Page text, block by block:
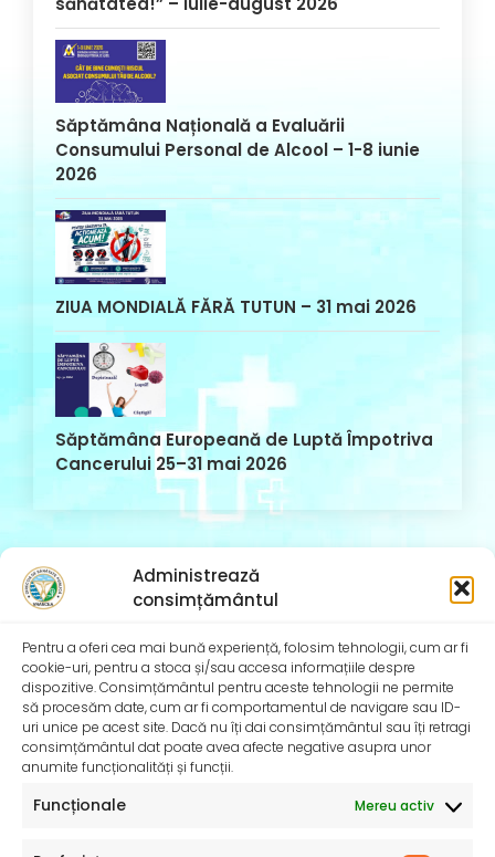
Administrează
consimțământul
Pentru a oferi cea mai bună experiență, folosim tehnologii, cum ar fi
cookie-uri, pentru a stoca și/sau accesa informațiile despre
dispozitive. Consimțământul pentru aceste tehnologii ne permite
să procesăm date, cum ar fi comportamentul de navigare sau ID-
uri unice pe acest site. Dacă nu îți dai consimțământul sau îți retragi
consimțământul dat poate avea afecte negative asupra unor
anumite funcționalități și funcții.
Funcționale Mereu activ
Săptămâna Națională a Evaluării
Consumului Personal de Alcool – 1-8 iunie
2026
ZIUA MONDIALĂ FĂRĂ TUTUN – 31 mai 2026
Săptămâna Europeană de Luptă Împotriva
Cancerului 25–31 mai 2026
Comentarii recente